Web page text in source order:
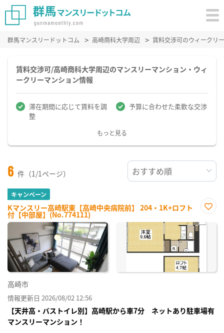
群馬マンスリードットコム 高崎商科大学周辺 賃料交渉可のウィークリ
賃料交渉可/高崎商科大学周辺のマンスリーマンション・ウィ
ークリーマンション情報
滞在期間に応じて賃料を調
整
予算に合わせた柔軟な交渉
もっと見る
6 件（1/1ページ）
キャンペーン
Kマンスリー高崎駅東【高崎中央病院前】 204・1K+ロフト
付【中部屋】(No.774111)
に入
高崎市
情報更新日 2026/08/02 12:56
【天井高・バストイレ別】高崎駅から車7分 ネットあり駐車場有
マンスリーマンション！